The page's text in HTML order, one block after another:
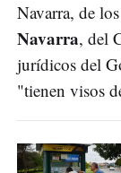
Navarra, de
Navarra, del
jurídicos del
"tienen visos